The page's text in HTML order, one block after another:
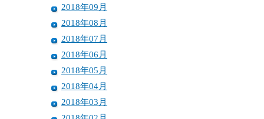
2018年09月
2018年08月
2018年07月
2018年06月
2018年05月
2018年04月
2018年03月